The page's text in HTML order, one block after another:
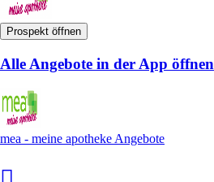
Prospekt öffnen
Alle Angebote in der App öffnen
mea - meine apotheke Angebote